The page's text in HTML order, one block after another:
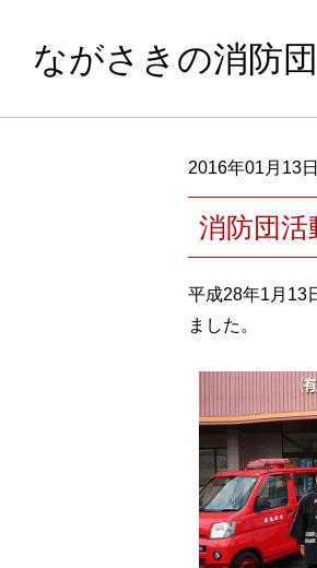
ながさきの消防団
2016年01月13日
消防団活
平成28年1月
ました。